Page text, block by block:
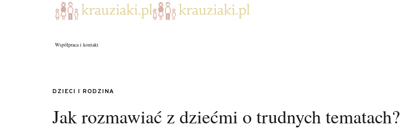
Współpraca i kontakt
DZIECI I RODZINA
Jak rozmawiać z dziećmi o trudnych tematach?